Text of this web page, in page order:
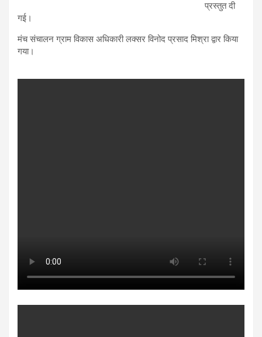
प्रस्तुत दी
गई।
मंच संचालन ग्राम विकास अधिकारी लक्सर विनोद प्रसाद मिश्रा द्वार किया
गया।